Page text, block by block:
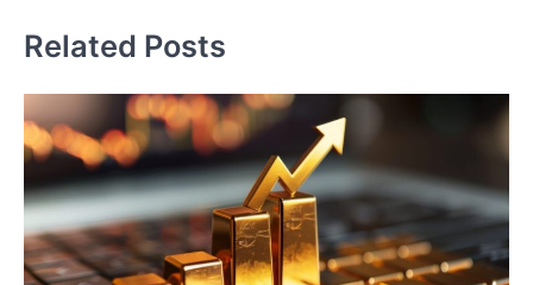
Related Posts